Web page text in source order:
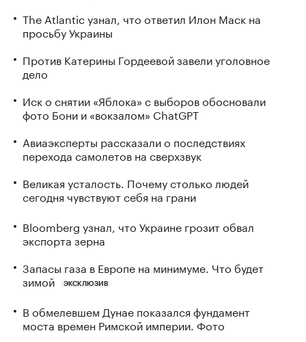
The Atlantic узнал, что ответил Илон Маск на
просьбу Украины
Против Катерины Гордеевой завели уголовное
дело
Иск о снятии «Яблока» с выборов обосновали
фото Бони и «вокзалом» ChatGPT
Авиаэксперты рассказали о последствиях
перехода самолетов на сверхзвук
Великая усталость. Почему столько людей
сегодня чувствуют себя на грани
Bloomberg узнал, что Украине грозит обвал
экспорта зерна
Запасы газа в Европе на минимуме. Что будет
зимой
ЭКСКЛЮЗИВ
В обмелевшем Дунае показался фундамент
моста времен Римской империи. Фото